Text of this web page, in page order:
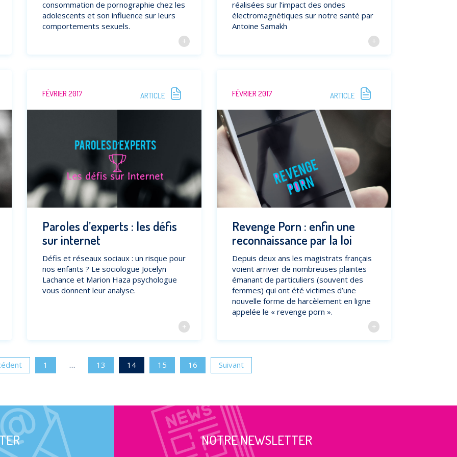
consommation de pornographie chez les
adolescents et son influence sur leurs
comportements sexuels.
réalisées sur l’impact des ondes
électromagnétiques sur notre santé par
Antoine Samakh
FÉVRIER 2017 ARTICLE
Paroles d’experts : les défis
sur internet
Défis et réseaux sociaux : un risque pour
nos enfants ? Le sociologue Jocelyn
Lachance et Marion Haza psychologue
vous donnent leur analyse.
FÉVRIER 2017 ARTICLE
Revenge Porn : enfin une
reconnaissance par la loi
Depuis deux ans les magistrats français
voient arriver de nombreuses plaintes
émanant de particuliers (souvent des
femmes) qui ont été victimes d’une
nouvelle forme de harcèlement en ligne
appelée le « revenge porn ».
1 … 13 14 15 16 Suivant
NOTRE NEWSLETTER